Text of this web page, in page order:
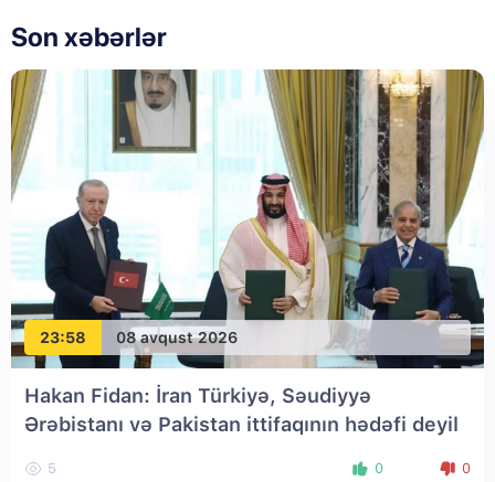
Son xəbərlər
23:58 08 avqust 2026
Hakan Fidan: İran Türkiyə, Səudiyyə
Ərəbistanı və Pakistan ittifaqının hədəfi deyil
5 0 0